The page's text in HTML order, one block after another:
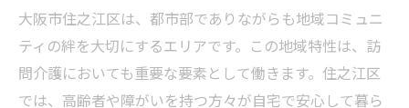
大阪市住之江区は、都市部でありながらも地域コミュニ
ティの絆を大切にするエリアです。この地域特性は、訪
問介護においても重要な要素として働きます。住之江区
では、高齢者や障がいを持つ方々が自宅で安心して暮ら